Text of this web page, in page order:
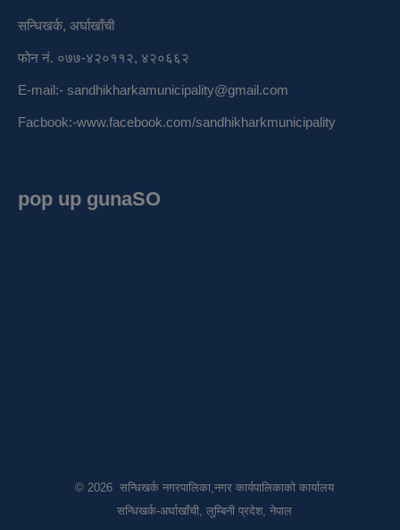
सन्धिखर्क, अर्घाखाँची
फोन नं. ०७७-४२०११२, ४२०६६२
E-mail:- sandhikharkamunicipality@gmail.com
Facbook:-www.facebook.com/sandhikharkmunicipality
pop up gunaSO
© 2026 सन्धिखर्क नगरपालिका,नगर कार्यपालिकाको कार्यालय
सन्धिखर्क-अर्घाखाँची, लुम्बिनी प्रदेश, नेपाल